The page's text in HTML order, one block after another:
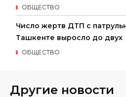
ОБЩЕСТВО
Число жертв ДТП с
Ташкенте выросло до двух
ОБЩЕСТВО
Другие новости